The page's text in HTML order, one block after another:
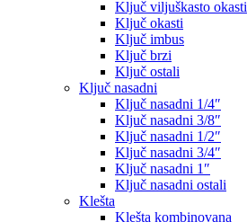
Ključ viljuškasto okasti
Ključ okasti
Ključ imbus
Ključ brzi
Ključ ostali
Ključ nasadni
Ključ nasadni 1/4″
Ključ nasadni 3/8″
Ključ nasadni 1/2″
Ključ nasadni 3/4″
Ključ nasadni 1″
Ključ nasadni ostali
Klešta
Klešta kombinovana